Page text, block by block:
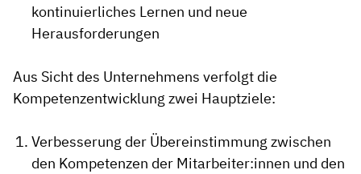
kontinuierliches Lernen und neue
Herausforderungen
Aus Sicht des Unternehmens verfolgt die
Kompetenzentwicklung zwei Hauptziele:
Verbesserung der Übereinstimmung zwischen
den Kompetenzen der Mitarbeiter:innen und den